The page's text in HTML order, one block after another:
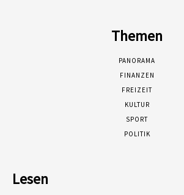
Themen
PANORAMA
FINANZEN
FREIZEIT
KULTUR
SPORT
POLITIK
Lesen